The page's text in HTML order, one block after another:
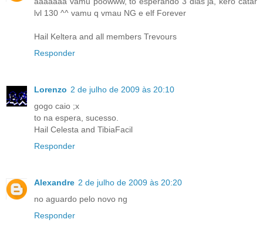
lvl 130 ^^ vamu q vmau NG e elf Forever
Hail Keltera and all members Trevours
Responder
Lorenzo 2 de julho de 2009 às 20:10
gogo caio ;x
to na espera, sucesso.
Hail Celesta and TibiaFacil
Responder
Alexandre 2 de julho de 2009 às 20:20
no aguardo pelo novo ng
Responder